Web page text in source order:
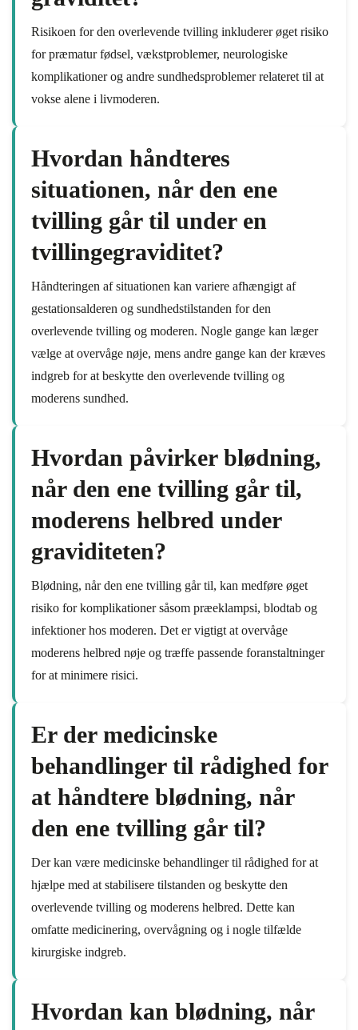
Risikoen for den overlevende tvilling inkluderer øget risiko
for præmatur fødsel, vækstproblemer, neurologiske
komplikationer og andre sundhedsproblemer relateret til at
vokse alene i livmoderen.
Hvordan håndteres
situationen, når den ene
tvilling går til under en
tvillingegraviditet?
Håndteringen af situationen kan variere afhængigt af
gestationsalderen og sundhedstilstanden for den
overlevende tvilling og moderen. Nogle gange kan læger
vælge at overvåge nøje, mens andre gange kan der kræves
indgreb for at beskytte den overlevende tvilling og
moderens sundhed.
Hvordan påvirker blødning,
når den ene tvilling går til,
moderens helbred under
graviditeten?
Blødning, når den ene tvilling går til, kan medføre øget
risiko for komplikationer såsom præeklampsi, blodtab og
infektioner hos moderen. Det er vigtigt at overvåge
moderens helbred nøje og træffe passende foranstaltninger
for at minimere risici.
Er der medicinske
behandlinger til rådighed for
at håndtere blødning, når
den ene tvilling går til?
Der kan være medicinske behandlinger til rådighed for at
hjælpe med at stabilisere tilstanden og beskytte den
overlevende tvilling og moderens helbred. Dette kan
omfatte medicinering, overvågning og i nogle tilfælde
kirurgiske indgreb.
Hvordan kan blødning, når